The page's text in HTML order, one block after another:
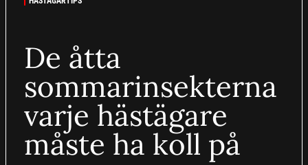
De åtta
sommarinsekterna
varje hästägare
måste ha koll på